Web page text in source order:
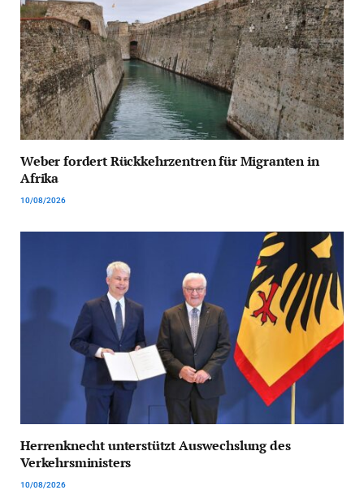
Weber fordert Rückkehrzentren für Migranten in
Afrika
10/08/2026
Herrenknecht unterstützt Auswechslung des
Verkehrsministers
10/08/2026